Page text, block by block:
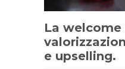
La welcome
e upselling.